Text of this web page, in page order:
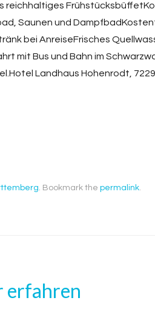
reichhaltiges
Saunen und
bei AnreiseFrisches
mit Bus und Bahn im
Landhaus Hohenrodt,
. Bookmark the permalink.
erfahren